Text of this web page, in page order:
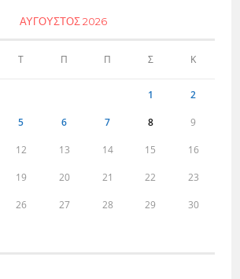
ΑΎΓΟΥΣΤΟΣ 2026
Τ Π Π Σ Κ
1 2
5 6 7 8 9
12 13 14 15 16
19 20 21 22 23
26 27 28 29 30